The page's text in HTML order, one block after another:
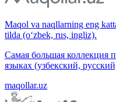
Maqol va naqllarning eng
tilda (o‘zbek, rus, ingliz).
Самая большая коллекция
языках (узбекский,
maqollar.uz